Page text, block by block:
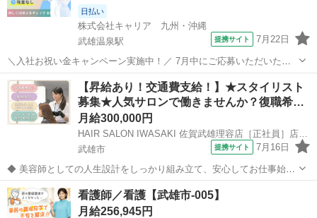
日払い
株式会社キャリア 九州・沖縄
武雄温泉駅
提携サイト 7月22日
＼入社お祝い金キャンペーン実施中！／ 7月中にご応募いただいた方
へ、入社お祝い金5万円を支給！ 詳細な条件や支給時期については、
担当よりお電話にてご案内いたします。 ーーーーー 病院・クリニッ
ク・介護施設など、 さまざま...
佐賀 武雄市 武雄温泉駅 看護師
【昇給あり！交通費支給！】★スタイリスト
募集★人気サロンで働きませんか？復職希…
月給300,000円
HAIR SALON IWASAKI 佐賀武雄理容店［正社員］店長候補(株式会社ハクブン)
武雄市
提携サイト 7月16日
◆ 美容師としての人生設計をしっかり組み立て、安心してお仕事始め
ませんか？ ◆ 美容師として定年の75歳まで安心して働ける環境を整
え、技術だけではなく、マネジメント業務なども幅広く学べます。 美
容師としての人生設計をしっ...
佐賀 武雄市 美容師
看護師／看護【武雄市-005】
月給256,945円